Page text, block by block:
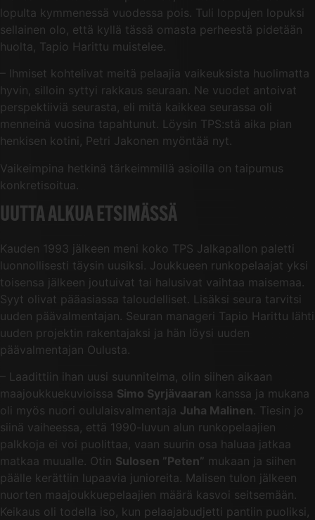
lopulta kymmenessä vuodessa pois. Tuli loppujen lopuksi
sellainen olo, että kyllä tässä omasta perheestä pidetään
huolta, Tapio Harittu muistelee.
– Ihmiset kohtelivat meitä pelaajia vaikeuksista huolimatta
hyvin, silloin syttyi rakkaus seuraan. Ne vuodet antoivat
perspektiiviä seurasta, eli mitä kaikkea seurassa oli
menneinä vuosina tapahtunut. Löysin TPS:stä aika pian
henkisen kotini, Petri Jakonen myöntää nyt.
Vaikeimpina hetkinä tärkeimmillä asioilla on taipumus
konkretisoitua.
UUTTA ALKUA ETSIMÄSSÄ
Kauden 1993 jälkeen meni koko TPS Jalkapallon paletti
luonnollisesti täysin uusiksi. Joukkueen runkopelaajat yksi
toisensa jälkeen joutuivat tai halusivat vaihtaa maisemaa.
Syyt olivat pääasiassa taloudelliset. Lisäksi seura tarvitsi
uuden päävalmentajan. Seuran manageri Tapio Harittu lähti
uuden projektin rakentajaksi ja hän löysi uuden
päävalmentajan Oulusta.
– Laadittiin ihan uusi suunnitelma, olin siihen aikaan
maajoukkuekuvioissa Simo Syrjävaaran kanssa ja mukana
oli myös nuori oululaisvalmentaja Juha Malinen. Tiesin jo
siinä vaiheessa, että 1990-luvun alun runkopelaajien
palkkoja ei voi puolittaa, vaan suurin osa haluaa jatkaa
matkaa muualle. Otin Sulosen ”Peten” mukaan ja siihen
päälle kerättiin lupaavia junioreita. Malisen tulon jälkeen
nuorten maajoukkuepelaajien määrä kasvoi seitsemään.
Keikaus oli todella iso, kun pelaajabudjetti pantiin puoliksi,